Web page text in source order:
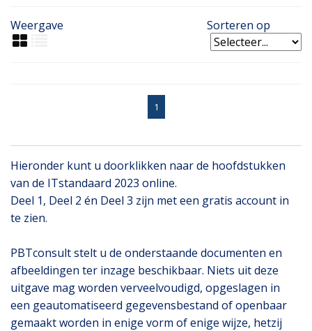
Weergave Sorteren op
1
Hieronder kunt u doorklikken naar de hoofdstukken
van de ITstandaard 2023 online.
Deel 1, Deel 2 én Deel 3 zijn met een gratis account in
te zien.
PBTconsult stelt u de onderstaande documenten en
afbeeldingen ter inzage beschikbaar. Niets uit deze
uitgave mag worden verveelvoudigd, opgeslagen in
een geautomatiseerd gegevensbestand of openbaar
gemaakt worden in enige vorm of enige wijze, hetzij